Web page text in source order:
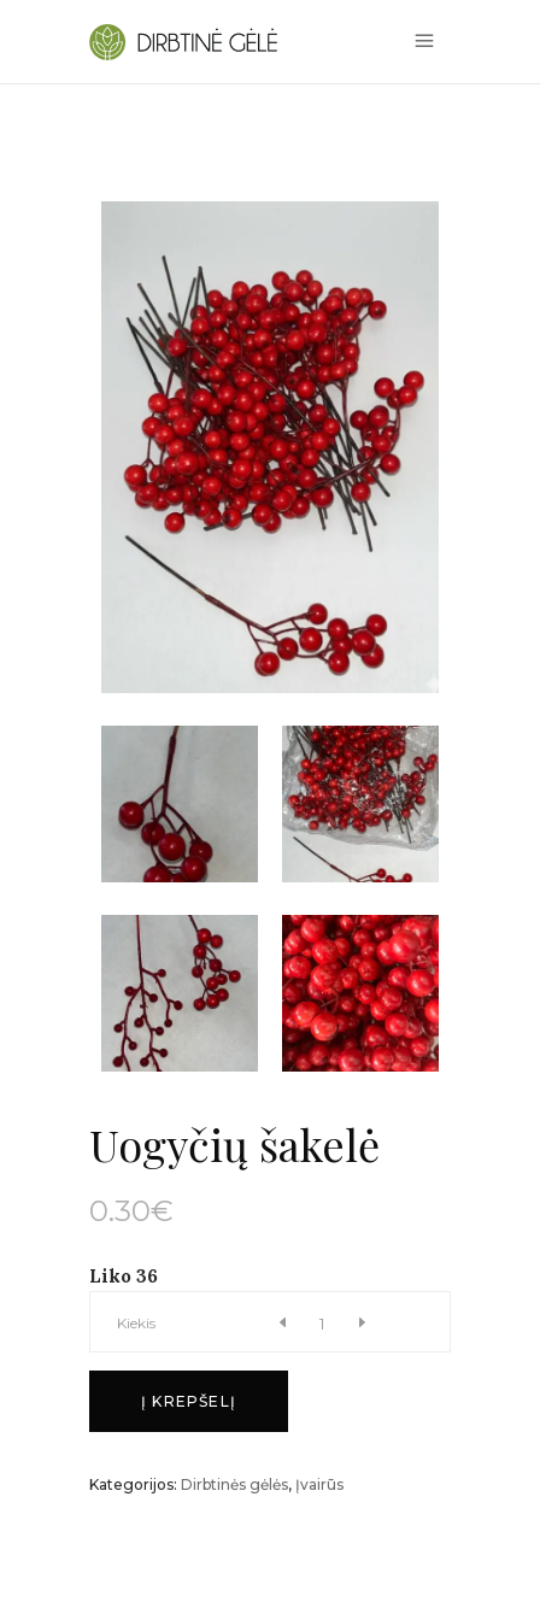
Uogyčių šakelė
0.30€
Liko 36
Uogyčių
Kiekis
Į KREPŠELĮ
Kategorijos: Dirbtinės gėlės, Įvairūs